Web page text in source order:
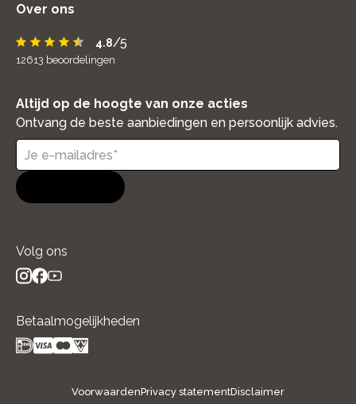
Over ons
4.8/5
12613 beoordelingen
Altijd op de hoogte van onze acties
Ontvang de beste aanbiedingen en persoonlijk advies.
Volg ons
Betaalmogelijkheden
VoorwaardenPrivacy statementDisclaimer